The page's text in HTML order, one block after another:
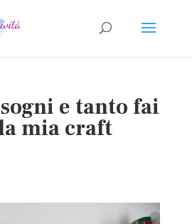
e tanto fai
mia craft